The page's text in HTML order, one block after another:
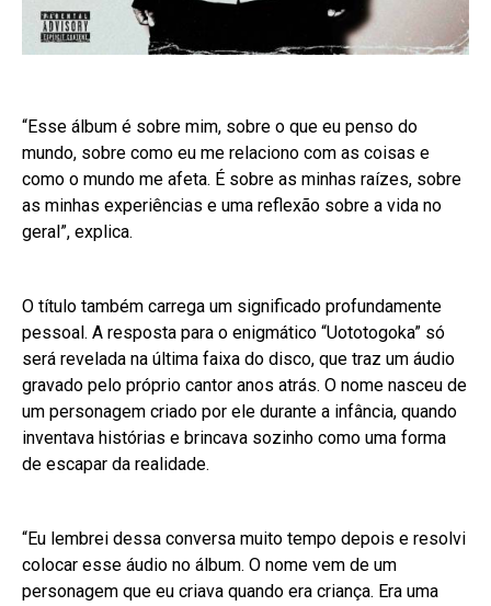
“Esse álbum é sobre mim, sobre o que eu penso do
mundo, sobre como eu me relaciono com as coisas e
como o mundo me afeta. É sobre as minhas raízes, sobre
as minhas experiências e uma reflexão sobre a vida no
geral”, explica.
O título também carrega um significado profundamente
pessoal. A resposta para o enigmático “Uototogoka” só
será revelada na última faixa do disco, que traz um áudio
gravado pelo próprio cantor anos atrás. O nome nasceu de
um personagem criado por ele durante a infância, quando
inventava histórias e brincava sozinho como uma forma
de escapar da realidade.
“Eu lembrei dessa conversa muito tempo depois e resolvi
colocar esse áudio no álbum. O nome vem de um
personagem que eu criava quando era criança. Era uma